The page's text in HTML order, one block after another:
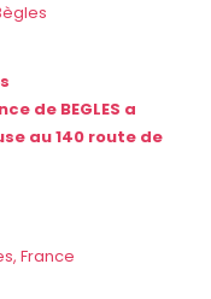
de BEGLES a
au 140 route de
France